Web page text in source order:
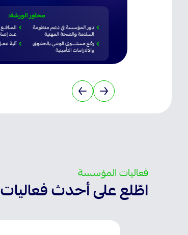
فعاليات المؤسسة
اطّلع على أحدث